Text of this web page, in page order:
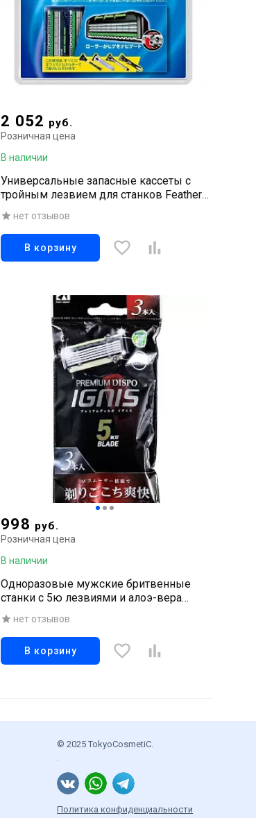
2 052 руб.
Розничная цена
В наличии
Универсальные запасные кассеты с
тройным лезвием для станков Feather
F-System "MR3 Neo" 5 шт
нет отзывов
В корзину
998 руб.
Розничная цена
В наличии
Одноразовые мужские бритвенные
станки с 5ю лезвиями и алоэ-вера
нет отзывов
В корзину
© 2025 TokyoCosmetiC.
.
Политика конфиденциальности